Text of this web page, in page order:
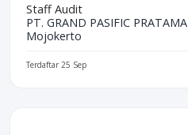
Staff Audit
PT. GRAND PASIFIC PRATAMA
Mojokerto
Terdaftar 25 Sep